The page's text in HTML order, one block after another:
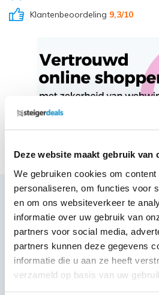
Deze website maakt gebruik van
We gebruiken cookies om
personaliseren, om functies voor
en om ons websiteverkeer te
informatie over uw gebruik van
partners voor social media,
partners kunnen deze gegevens
informatie die u aan ze heeft
verzameld op basis van uw
Klantenbeoordeling 9,3/10
Productbeschrijving
~~https://cdn.webshopapp.com/